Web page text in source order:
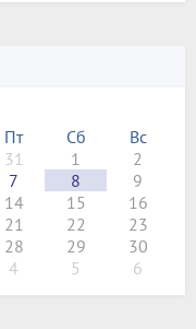
Пт Сб
Вс
31 1
2
7 8
9
14 15
16
21 22
23
28 29
30
4 5 6